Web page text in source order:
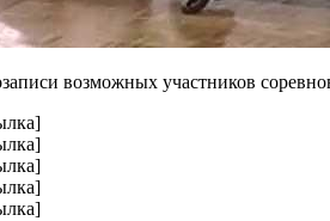
возможных участников